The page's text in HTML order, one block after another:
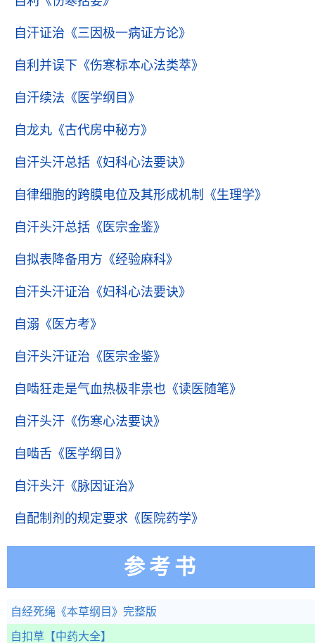
自汗证治 《三因极一病证方论》
自利并误下 《伤寒标本心法类萃》
自汗续法 《医学纲目》
自龙丸 《古代房中秘方》
自汗头汗总括 《妇科心法要诀》
自律细胞的跨膜电位及其形成机制 《生理学》
自汗头汗总括 《医宗金鉴》
自拟表降备用方 《经验麻科》
自汗头汗证治 《妇科心法要诀》
自溺 《医方考》
自汗头汗证治 《医宗金鉴》
自啮狂走是气血热极非祟也 《读医随笔》
自汗头汗 《伤寒心法要诀》
自啮舌 《医学纲目》
自汗头汗 《脉因证治》
自配制剂的规定要求 《医院药学》
参考书
自经死绳 《本草纲目》完整版
自扣草 【中药大全】